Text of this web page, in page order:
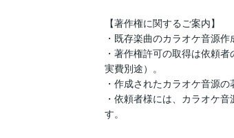
【著作権に関するご案内】
・既存楽曲のカラオケ音源
・著作権許可の取得は依頼
実費別途）。
・作成されたカラオケ音源
・依頼者様には、カラオケ
す。